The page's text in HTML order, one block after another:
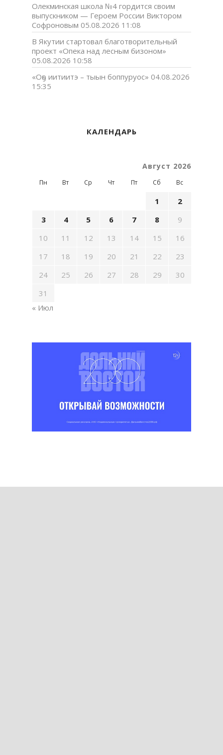
Олекминская школа №4 гордится своим
выпускником — Героем России Виктором
Софроновым 05.08.2026 11:08
В Якутии стартовал благотворительный
проект «Опека над лесным бизоном»
05.08.2026 10:58
«Оҕо иитиитэ – тыын боппуруос» 04.08.2026
15:35
КАЛЕНДАРЬ
Август 2026
Пн Вт Ср Чт Пт Сб Вс
1
2
3
4 5 6 7 8
9
10
11 12 13 14 15
16
17
18 19 20 21 22
23
24
25 26 27 28 29
30
31
« Июл